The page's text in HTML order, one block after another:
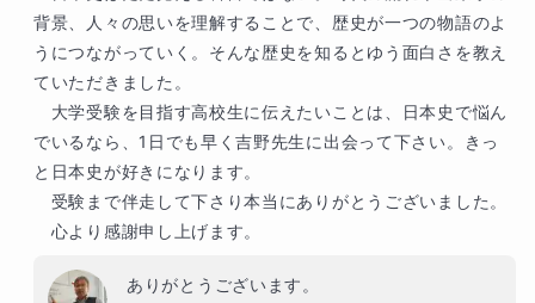
背景、人々の思いを理解することで、歴史が一つの物語のよ
うにつながっていく。そんな歴史を知るとゆう面白さを教え
ていただきました。
大学受験を目指す高校生に伝えたいことは、日本史で悩ん
でいるなら、1日でも早く吉野先生に出会って下さい。きっ
と日本史が好きになります。
受験まで伴走して下さり本当にありがとうございました。
心より感謝申し上げます。
ありがとうございます。